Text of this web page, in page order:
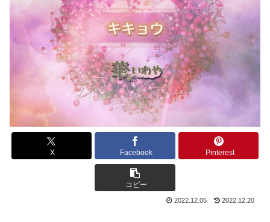
X Facebook Pinterest
コピー
2022.12.05 2022.12.20